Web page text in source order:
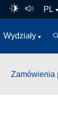
PL
Wydziały
Zamówienia